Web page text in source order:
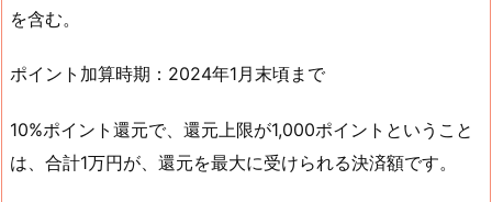
を含む。
ポイント加算時期：2024年1月末頃まで
10%ポイント還元で、還元上限が1,000ポイントということ
は、合計1万円が、還元を最大に受けられる決済額です。